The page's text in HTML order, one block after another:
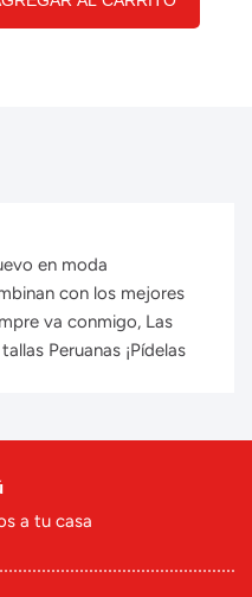
en moda
con los mejores
va conmigo, Las
Peruanas ¡Pídelas
a tu casa